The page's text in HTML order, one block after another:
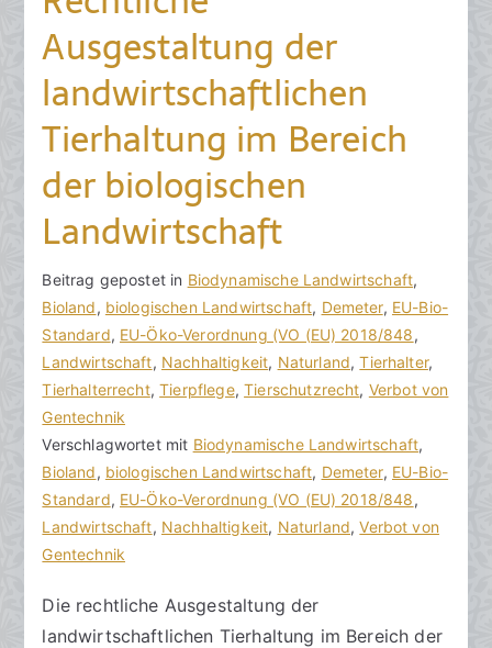
Ausgestaltung der
landwirtschaftlichen
Tierhaltung im Bereich
der biologischen
Landwirtschaft
V
o
n
h
o
r
a
k
R
e
c
t
s
B
e
i
t
r
a
g
v
e
r
ö
f
e
Beitrag gepostet in Biodynamische Landwirtschaft,
Bioland, biologischen Landwirtschaft, Demeter, EU-Bio-
Standard, EU-Öko-Verordnung (VO (EU) 2018/848,
Landwirtschaft, Nachhaltigkeit, Naturland,Tierhalter,
Tierhalterrecht,Tierpflege,Tierschutzrecht, Verbot von
Gentechnik
Verschlagwortet mit Biodynamische Landwirtschaft,
Bioland, biologischen Landwirtschaft, Demeter, EU-Bio-
Standard, EU-Öko-Verordnung (VO (EU) 2018/848,
Landwirtschaft, Nachhaltigkeit, Naturland,Verbot von
Gentechnik
K
e
i
n
e
K
o
m
m
e
n
a
r
Die rechtliche Ausgestaltung der
landwirtschaftlichen Tierhaltung im Bereich der